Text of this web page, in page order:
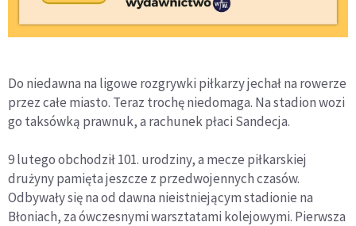
Do niedawna na ligowe rozgrywki piłkarzy jechał na rowerze
przez całe miasto. Teraz trochę niedomaga. Na stadion wozi
go taksówką prawnuk, a rachunek płaci Sandecja.
9 lutego obchodził 101. urodziny, a mecze piłkarskiej
drużyny pamięta jeszcze z przedwojennych czasów.
Odbywały się na od dawna nieistniejącym stadionie na
Błoniach, za ówczesnymi warsztatami kolejowymi. Pierwsza